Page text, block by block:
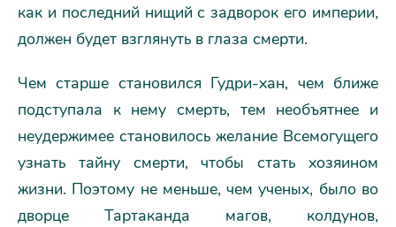
как и последний нищий с задворок его империи,
должен будет взглянуть в глаза смерти.
Чем старше становился Гудри-хан, чем ближе
подступала к нему смерть, тем необъятнее и
неудержимее становилось желание Всемогущего
узнать тайну смерти, чтобы стать хозяином
жизни. Поэтому не меньше, чем ученых, было во
дворце Тартаканда магов, колдунов,